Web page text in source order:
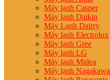
Máy lạnh Casper
Máy lạnh Daikin
Máy Lạnh Dairry
Máy lạnh Electrolux
Máy lạnh Gree
Máy lạnh LG
Máy lạnh Midea
Máy lạnh Nagakawa